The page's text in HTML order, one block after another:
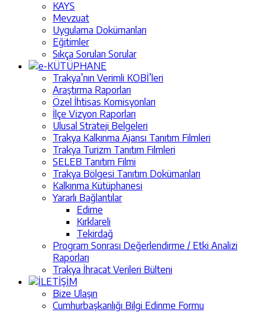
KAYS
Mevzuat
Uygulama Dokümanları
Eğitimler
Sıkça Sorulan Sorular
e-KÜTÜPHANE
Trakya’nın Verimli KOBİ’leri
Araştırma Raporları
Özel İhtisas Komisyonları
İlçe Vizyon Raporları
Ulusal Strateji Belgeleri
Trakya Kalkınma Ajansı Tanıtım Filmleri
Trakya Turizm Tanıtım Filmleri
SELEB Tanıtım Filmi
Trakya Bölgesi Tanıtım Dokümanları
Kalkınma Kütüphanesi
Yararlı Bağlantılar
Edirne
Kırklareli
Tekirdağ
Program Sonrası Değerlendirme / Etki Analizi
Raporları
Trakya İhracat Verileri Bülteni
İLETİŞİM
Bize Ulaşın
Cumhurbaşkanlığı Bilgi Edinme Formu